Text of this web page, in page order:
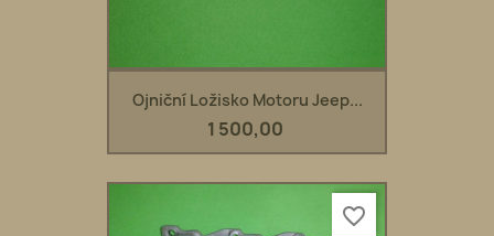
Ojniční Ložisko Motoru Jeep...
1 500,00
favorite_border